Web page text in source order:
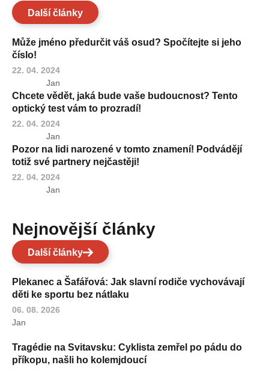
Další články
Může jméno předurčit váš osud? Spočítejte si jeho
číslo!
22. 04. 2024
Jan
Chcete vědět, jaká bude vaše budoucnost? Tento
optický test vám to prozradí!
22. 04. 2024
Jan
Pozor na lidi narozené v tomto znamení! Podvádějí
totiž své partnery nejčastěji!
22. 04. 2024
Jan
Nejnovější články
Další články
Plekanec a Šafářová: Jak slavní rodiče vychovávají
děti ke sportu bez nátlaku
06. 08. 2026
Jan
Tragédie na Svitavsku: Cyklista zemřel po pádu do
příkopu, našli ho kolemjdoucí